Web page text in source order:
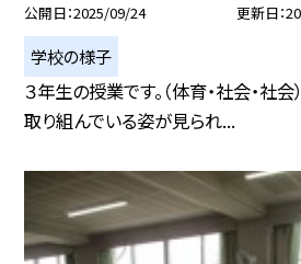
公開日 2025/09/24 更新日
学校の様子
３年生の授業です。（体育・社会・社
取り組んでいる姿が見られ...